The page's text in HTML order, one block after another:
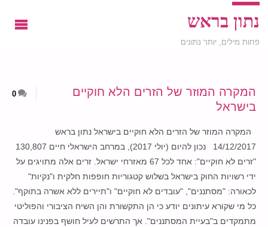
נתון בראש
פחות מילים, יותר נתונים
המקרה המוזר של הזרים הלא חוקיים
בישראל
0
המקרה המוזר של הזרים הלא חוקיים בישראל נתון בראש
14/12/2017 נכון להיום (יולי 2017), במרחב הישראלי חיים 130,807
"זרים לא חוקיים": אחד לכל 67 מאזרחי ישראל. זרים אלה מתויגים על
ידי רשויות החוק בישראל בשלוש קטגוריות חופפות חלקית ו"נקיות"
לכאורה: "מסתננים", "עובדים לא חוקיים" ו"תיירים ללא אשרה בתוקף".
כל מי שקורא עיתונים יודע כי הן התקשורת והן השיח הציבורי והפוליטי
מתמקדים ב"בעיית המסתננים". אך התרשים לעיל חושף בפנינו עובדה